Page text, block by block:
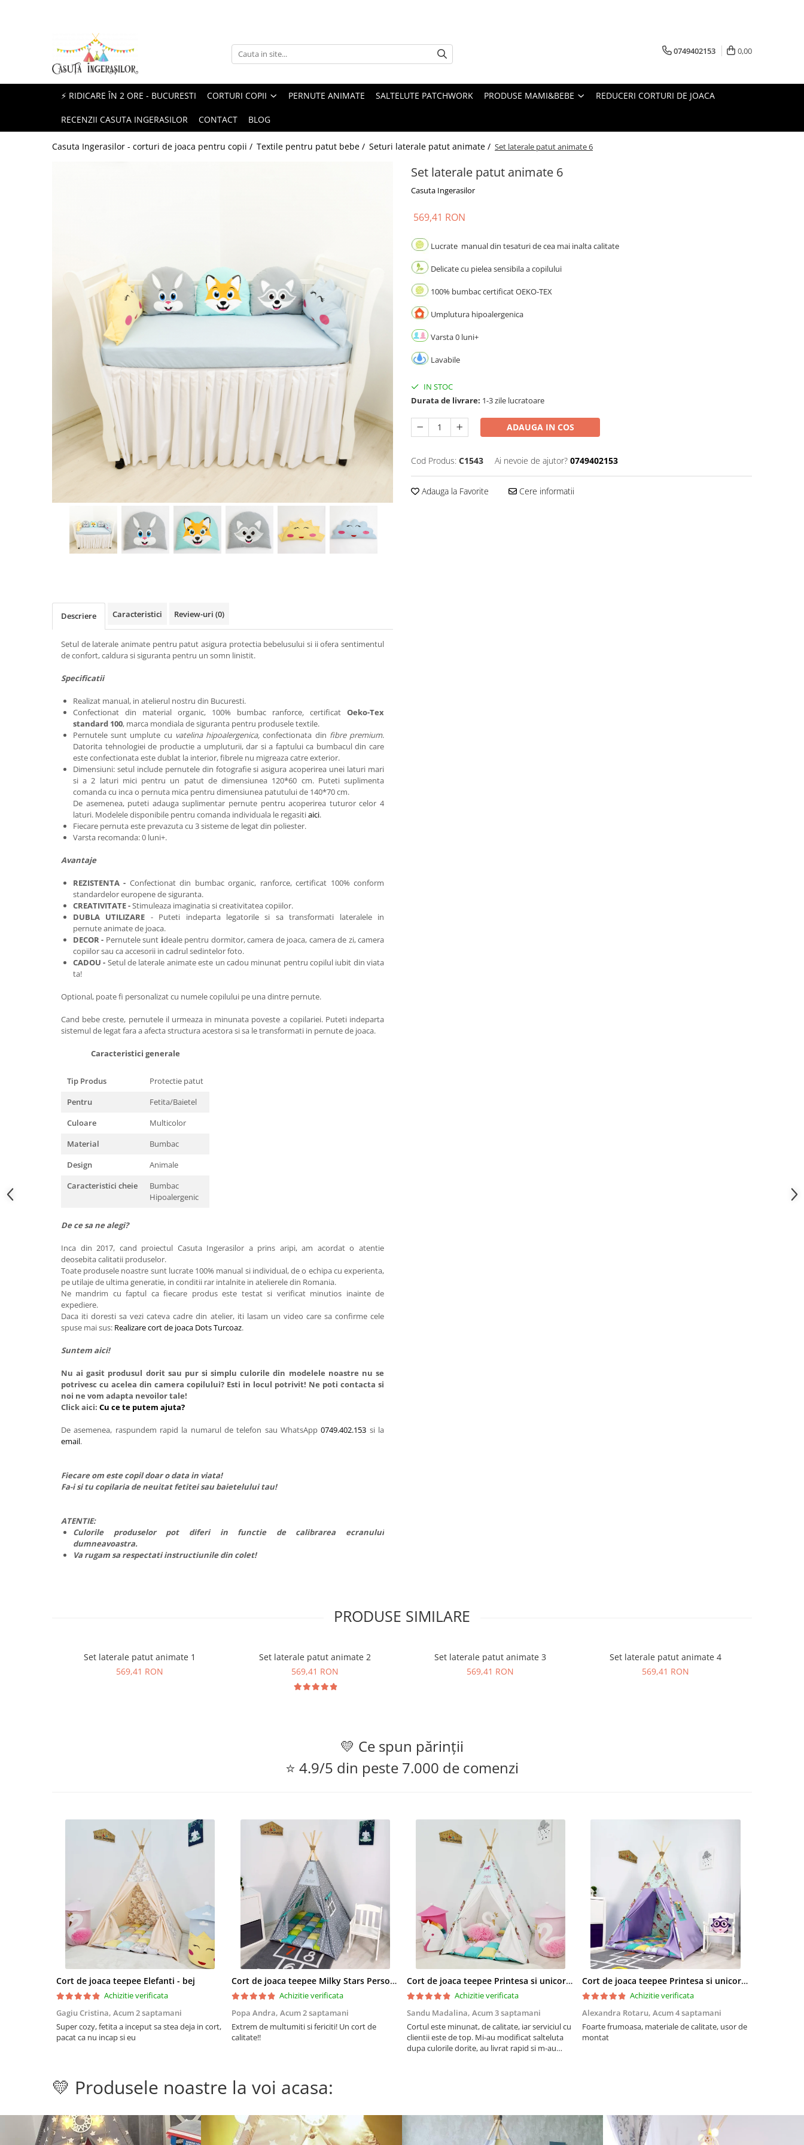
Corturi fetite
Corturi baieti
Corturi unisex
Produse Mami&Bebe
Perne gravida
Perne pentru alaptat
Paturici si Museline
Protectii patut impletite
0749402153 0,00
⚡ RIDICARE ÎN 2 ORE - BUCURESTI CORTURI COPII PERNUTE ANIMATE SALTELUTE PATCHWORK PRODUSE MAMI&BEBE REDUCERI CORTURI DE JOACA
RECENZII CASUTA INGERASILOR CONTACT BLOG
Casuta Ingerasilor - corturi de joaca pentru copii / Textile pentru patut bebe / Seturi laterale patut animate / Set laterale patut animate 6
Set laterale patut animate 6
Casuta Ingerasilor
569,41 RON
Lucrate manual din tesaturi de cea mai inalta calitate
Delicate cu pielea sensibila a copilului
100% bumbac certificat OEKO-TEX
Umplutura hipoalergenica
Varsta 0 luni+
Lavabile
IN STOC
Durata de livrare: 1-3 zile lucratoare
ADAUGA IN COS
Cod Produs: C1543 Ai nevoie de ajutor? 0749402153
Adauga la Favorite Cere informatii
Descriere Caracteristici Review-uri (0)
Setul de laterale animate pentru patut asigura protectia bebelusului si ii ofera sentimentul
de confort, caldura si siguranta pentru un somn linistit.
Specificatii
Realizat manual, in atelierul nostru din Bucuresti.
Confectionat din material organic, 100% bumbac ranforce, certificat Oeko-Tex
standard 100, marca mondiala de siguranta pentru produsele textile.
Pernutele sunt umplute cu vatelina hipoalergenica,confectionata din fibre premium.
Datorita tehnologiei de productie a umpluturii, dar si a faptului ca bumbacul din care
este confectionata este dublat la interior, fibrele nu migreaza catre exterior.
Dimensiuni: setul include pernutele din fotografie si asigura acoperirea unei laturi mari
si a 2 laturi mici pentru un patut de dimensiunea 120*60 cm. Puteti suplimenta
comanda cu inca o pernuta mica pentru dimensiunea patutului de 140*70 cm.
De asemenea, puteti adauga suplimentar pernute pentru acoperirea tuturor celor 4
laturi. Modelele disponibile pentru comanda individuala le regasitiaici.
Fiecare pernuta este prevazuta cu 3 sisteme de legat din poliester.
Varsta recomanda: 0 luni+.
Avantaje
REZISTENTA - Confectionat din bumbac organic, ranforce, certificat 100% conform
standardelor europene de siguranta.
CREATIVITATE -Stimuleaza imaginatia si creativitatea copiilor.
DUBLA UTILIZARE - Puteti indeparta legatorile si sa transformati lateralele in
pernute animate de joaca.
DECOR - Pernutele sunt ideale pentru dormitor, camera de joaca, camera de zi, camera
copiilor sau ca accesorii in cadrul sedintelor foto.
CADOU - Setul de laterale animate este un cadou minunat pentru copilul iubit din viata
ta!
Optional, poate fi personalizat cu numele copilului pe una dintre pernute.
Cand bebe creste, pernutele il urmeaza in minunata poveste a copilariei. Puteti indeparta
sistemul de legat fara a afecta structura acestora si sa le transformati in pernute de joaca.
Caracteristici generale
Tip Produs
Protectie patut
Pentru
Fetita/Baietel
Culoare
Multicolor
Material
Bumbac
Design
Animale
Caracteristici cheie
Bumbac
Hipoalergenic
De ce sa ne alegi?
Inca din 2017, cand proiectul Casuta Ingerasilor a prins aripi, am acordat o atentie
deosebita calitatii produselor.
Toate produsele noastre sunt lucrate 100% manual si individual, de o echipa cu experienta,
pe utilaje de ultima generatie, in conditii rar intalnite in atelierele din Romania.
Ne mandrim cu faptul ca fiecare produs este testat si verificat minutios inainte de
expediere.
Daca iti doresti sa vezi cateva cadre din atelier, iti lasam un video care sa confirme cele
spuse mai sus: Realizare cort de joaca Dots Turcoaz.
Suntem aici!
Nu ai gasit produsul dorit sau pur si simplu culorile din modelele noastre nu se
potrivesc cu acelea din camera copilului? Esti in locul potrivit! Ne poti contacta si
noi ne vom adapta nevoilor tale!
Click aici: Cu ce te putem ajuta?
De asemenea, raspundem rapid la numarul de telefon sau WhatsApp0749.402.153 si la
email.
Fiecare om este copil doar o data in viata!
Fa-i si tu copilaria de neuitat fetitei sau baietelului tau!
ATENTIE:
Culorile produselor pot diferi in functie de calibrarea ecranului
dumneavoastra.
Va rugam sa respectati instructiunile din colet!
PRODUSE SIMILARE
Set laterale patut animate 1
569,41 RON
Set laterale patut animate 2
569,41 RON
Set laterale patut animate 3
569,41 RON
Set laterale patut animate 4
569,41 RON
💛 Ce spun părinții
⭐ 4.9/5 din peste 7.000 de comenzi
Cort de joaca teepee Elefanti - bej
Achizitie verificata
Gagiu Cristina, Acum 2 saptamani
Super cozy, fetita a inceput sa stea deja in cort,
pacat ca nu incap si eu
Cort de joaca teepee Milky Stars Personalizat
Achizitie verificata
Popa Andra, Acum 2 saptamani
Extrem de multumiti si fericiti! Un cort de
calitate!!
Cort de joaca teepee Printesa si unicornii personalizat
Achizitie verificata
Sandu Madalina, Acum 3 saptamani
Cortul este minunat, de calitate, iar serviciul cu
clientii este de top. Mi-au modificat salteluta
dupa culorile dorite, au livrat rapid si m-au
Cort de joaca teepee Printesa si unicornii - lila
Achizitie verificata
Alexandra Rotaru, Acum 4 saptamani
Foarte frumoasa, materiale de calitate, usor de
montat
💛 Produsele noastre la voi acasa: